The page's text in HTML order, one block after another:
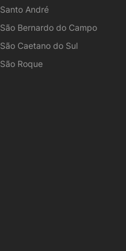
Santo André
São Bernardo do Campo
São Caetano do Sul
São Roque